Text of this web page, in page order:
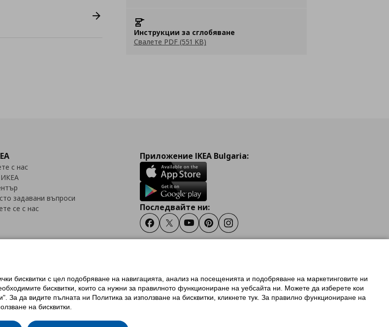
Инструкции за сглобяване
Свалете PDF (551 KB)
с нас
ИКЕА
задавани въпроси
се с нас
Приложение IKEA Bulgaria:
Последвайте ни:
FacebookTwitterYoutubePinterestInstagram
на настройки за използване на бисквиткиУсловия за ползване на ikea.bg
на личните данни на ikea.bg
Общи условия на програма IKEA Family
Family
бисквитки с цел подобряване на навигацията, анализ на посещенията и подобряване на маркетинговите ни
бисквитки, които са нужни за правилното функциониране на уебсайта ни. Можете да изберете кои
За да видите пълната ни Политика за използване на бисквитки, кликнете тук. За правилно функциониране на
на бисквитки.